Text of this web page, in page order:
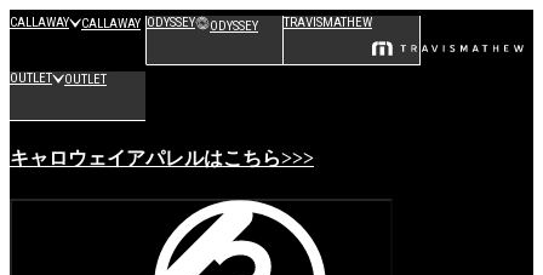
CALLAWAY CALLAWAY ODYSSEY ODYSSEY TRAVISMATHEW
OUTLET OUTLET
キャロウェイアパレルはこちら>>>